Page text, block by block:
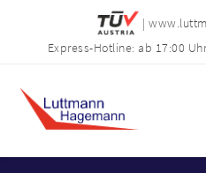
|
Express-Hotline: ab 17:00